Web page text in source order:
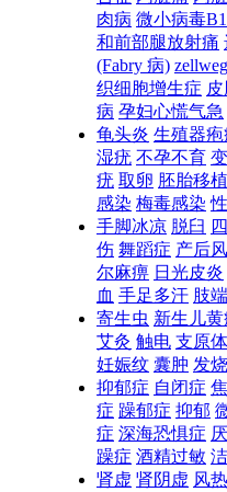
肉病 微小病毒
和前部腿放射痛
(Fabry 病)
织细胞增生症
病 孕妇心慌气急
龟头炎 生殖器疱
湿疣 不孕不育
疣 取卵 胚胎移植
感染 梅毒感染
手脚冰凉 脱臼
伤 舞蹈症 产后风
尔麻痹 日光皮炎
血 手足多汗 肢
寄生虫 新生儿黄
艾灸 触电 支原
妊娠纹 囊肿 发烧
抑郁症 自闭症
症 躁郁症 抑郁
症 深海恐惧症
躁症 酒精过敏
肾虚 肾阴虚 风